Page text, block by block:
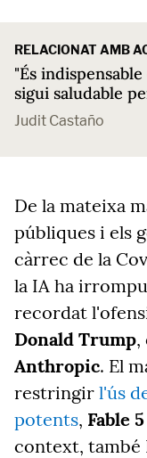
RELACIONAT AMB
"És
sigui saludable
Judit Castaño
De la mateixa
públiques i els
càrrec de la
la IA ha
recordat
Donald Trump,
Anthropic. El
restringir l'ús
potents, Fable 5
context, també